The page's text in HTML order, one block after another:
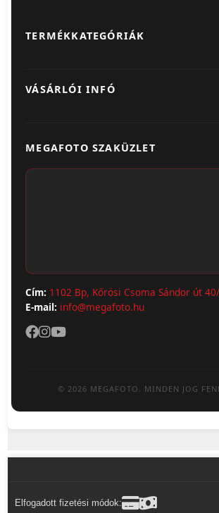
TERMÉKKATEGÓRIÁK
Fotókidolgozás
Poszter & Falikép
Fotónaptár
VÁSÁRLÓI INFÓ
Szállítás & Fizetés
MEGAFOTO SZAKÜZLET
Cím: 1102 Bp, Kőrösi Csoma Sándor út
E-mail: info@megafoto.hu
© 2026 MEGAFOTO. MINDEN JOG
Elfogadott fizetési módok: